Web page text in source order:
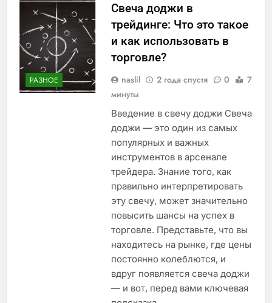
РАЗНОЕ
Свеча доджи в
трейдинге: Что это такое
и как использовать в
торговле?
naslil 2 года спустя 0
7
минуты
Введение в свечу доджи Свеча
доджи — это один из самых
популярных и важных
инструментов в арсенале
трейдера. Знание того, как
правильно интерпретировать
эту свечу, может значительно
повысить шансы на успех в
торговле. Представьте, что вы
находитесь на рынке, где цены
постоянно колеблются, и
вдруг появляется свеча доджи
— и вот, перед вами ключевая